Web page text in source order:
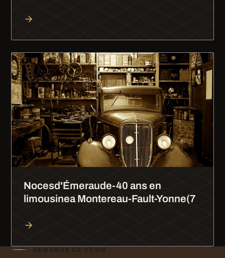
Nocesd'Émeraude-40 ans en
limousinea Montereau-Fault-Yonne(7
DEMANDE DE DEVIS